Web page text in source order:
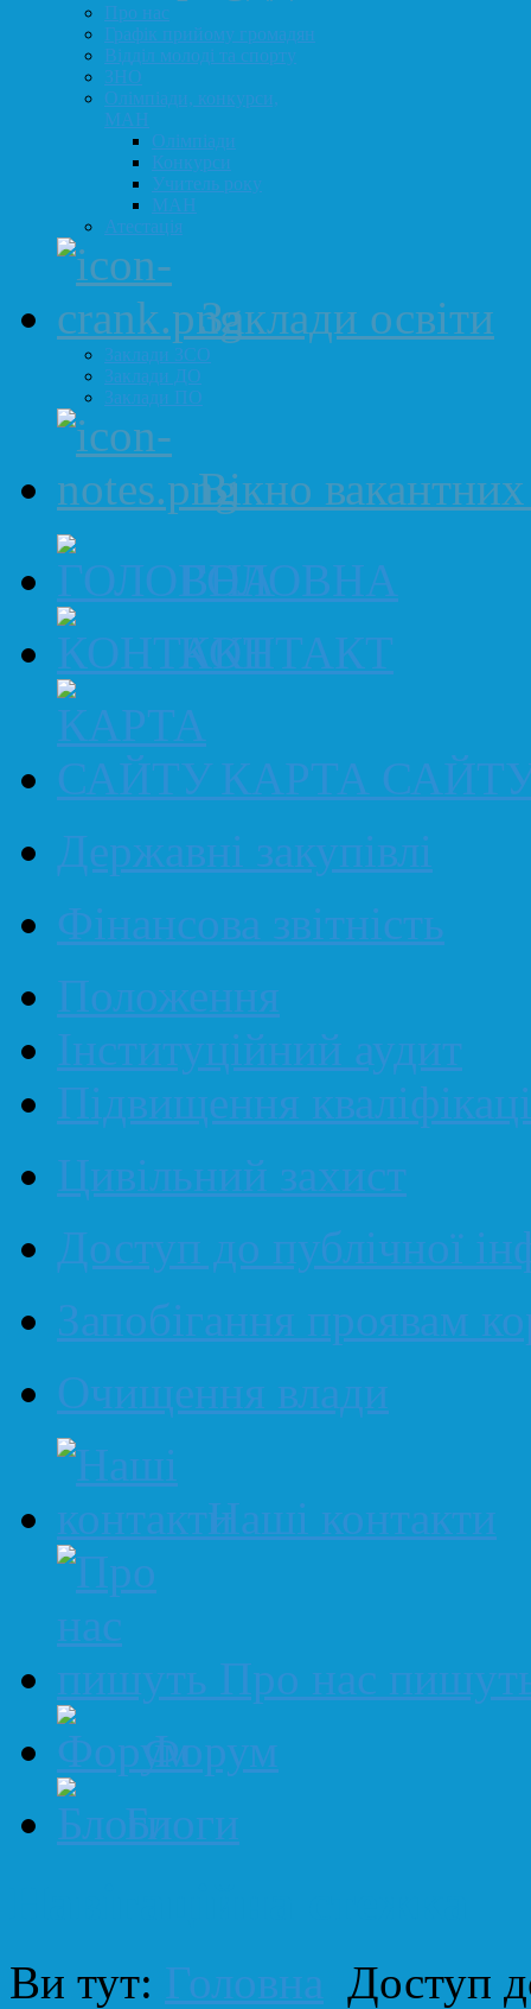
Про нас
Графік прийому громадян
Відділ молоді та спорту
ЗНО
Олімпіади, конкурси,
МАН
Олімпіади
Конкурси
Учитель року
МАН
Атестація
Заклади освіти
Заклади ЗСО
Заклади ДО
Заклади ПО
Вікно
ГОЛОВНА
КОНТАКТ
КАРТА
Державні закупівлі
Фінансова звітність
Положення
Інституційний аудит
Підвищення
Цивільний захист
Доступ до публічної
Запобігання проявам
Очищення влади
Наші контакти
Про нас
Форум
Блоги
Ви тут: Головна Доступ